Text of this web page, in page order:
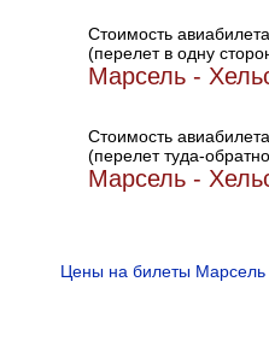
Стоимость
(перелет в одну
Марсель -
Стоимость
(перелет туда-
Марсель -
Цены на билеты Марсель